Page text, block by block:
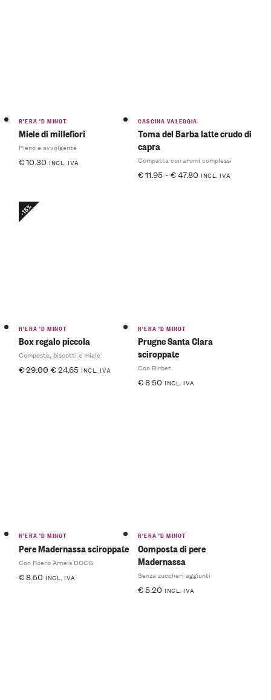
R'ERA 'D MINOT
Miele di millefiori
Pieno e avvolgente
€10.30 INCL. IVA
CASCINA VALEGGIA
Toma del Barba latte crudo di
capra
Compatta con aromi complessi
€11.95 - €47.80 INCL. IVA
-15%
R'ERA 'D MINOT
Box regalo piccola
Composte, biscotti e miele
€29.00 €24.65 INCL. IVA
R'ERA 'D MINOT
Prugne Santa Clara
sciroppate
Con Birbet
€8.50 INCL. IVA
R'ERA 'D MINOT
Pere Madernassa sciroppate
Con Roero Arneis DOCG
€8.50 INCL. IVA
R'ERA 'D MINOT
Composta di pere
Madernassa
Senza zuccheri aggiunti
€5.20 INCL. IVA